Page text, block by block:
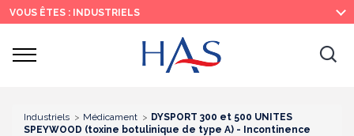
Recherche
Menu
principal
Contenu
principal
VOUS ÊTES : INDUSTRIELS
Ouvrir
Industriels Médicament
DYSPORT 300 et 500 UNITES
SPEYWOOD (toxine botulinique de type A) - Incontinence